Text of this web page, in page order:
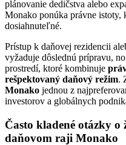
plánovanie dedičstva alebo
Monako ponúka právne istoty,
dosiahnuteľné.
Prístup k daňovej rezidencii
vyžaduje dôslednú prípravu,
prostredí, ktoré kombinuje
rešpektovaný daňový režim.
Monako jednou z
investorov a globálnych
Často kladené otázky
daňovom raji Monako